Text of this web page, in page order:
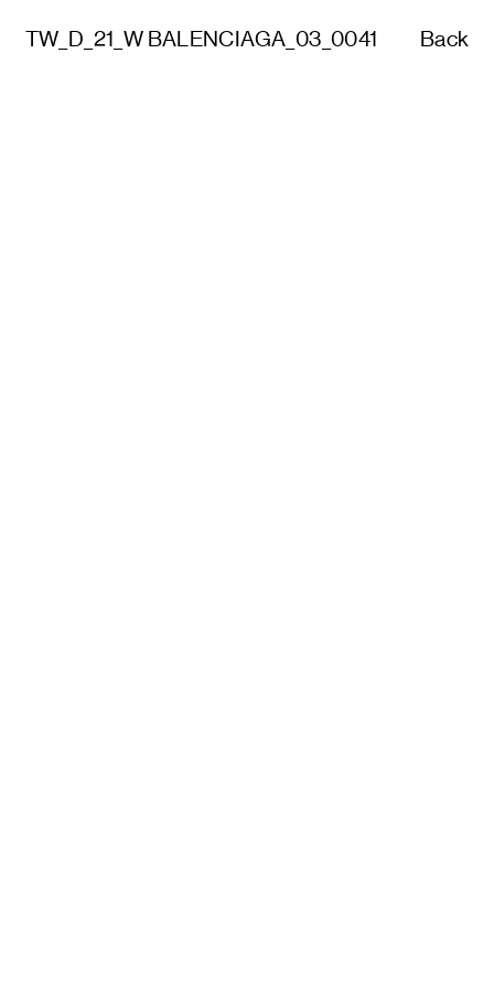
TW_D_21_W BALENCIAGA_03_0041 Back